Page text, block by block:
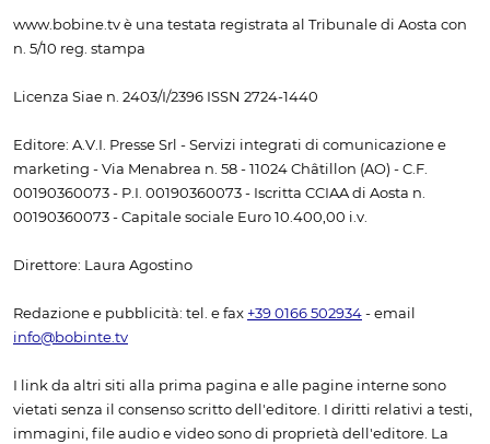
www.bobine.tv è una testata registrata al Tribunale di Aosta con
n. 5/10 reg. stampa
Licenza Siae n. 2403/I/2396 ISSN 2724-1440
Editore: A.V.I. Presse Srl - Servizi integrati di comunicazione e
marketing - Via Menabrea n. 58 - 11024 Châtillon (AO) - C.F.
00190360073 - P.I. 00190360073 - Iscritta CCIAA di Aosta n.
00190360073 - Capitale sociale Euro 10.400,00 i.v.
Direttore: Laura Agostino
Redazione e pubblicità: tel. e fax +39 0166 502934 - email
info@bobinte.tv
I link da altri siti alla prima pagina e alle pagine interne sono
vietati senza il consenso scritto dell'editore. I diritti relativi a testi,
immagini, file audio e video sono di proprietà dell'editore. La